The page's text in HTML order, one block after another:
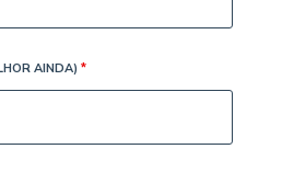
AINDA) *